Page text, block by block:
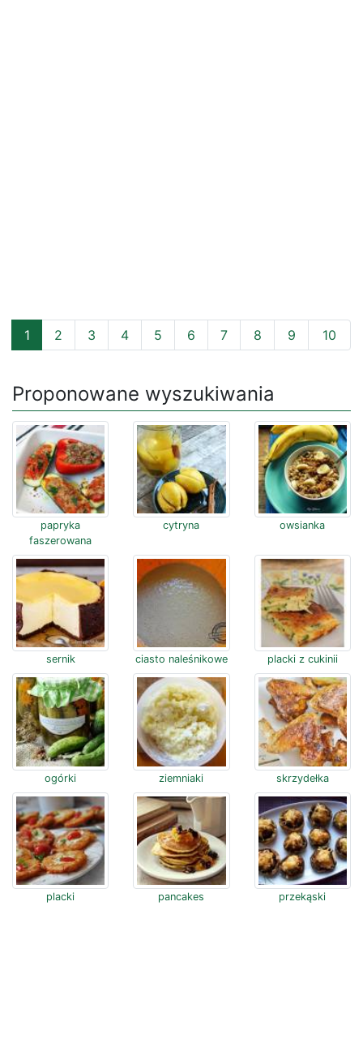
1 2 3 4 5 6 7 8 9 10
Proponowane wyszukiwania
papryka
faszerowana
cytryna owsianka
sernik ciasto naleśnikowe placki z cukinii
ogórki ziemniaki skrzydełka
placki pancakes przekąski